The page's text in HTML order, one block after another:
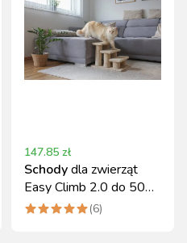
147.85 zł
Schodydla zwierząt
Easy Climb 2.0 do 50
kg Kerbl
(6)